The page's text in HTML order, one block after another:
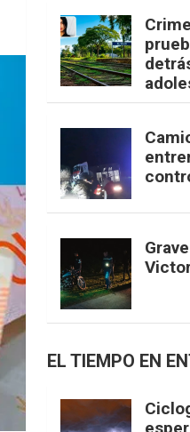
EL TIEMPO EN